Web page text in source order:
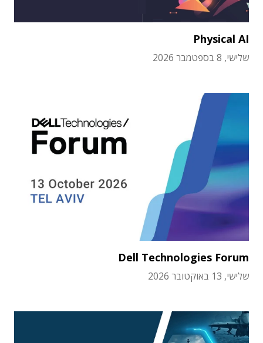
Physical AI
שלישי, 8 בספטמבר 2026
Dell Technologies Forum
שלישי, 13 באוקטובר 2026